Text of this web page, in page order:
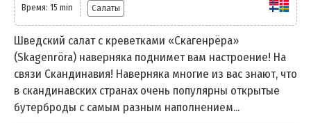
Время: 15 min Салаты
Шведский салат с креветками «Скагенрёра»
(Skagenröra) наверняка поднимет вам настроение! На
связи Скандинавия! Наверняка многие из вас знают, что
в скандинавских странах очень популярны открытые
бутерброды с самым разным наполнением...